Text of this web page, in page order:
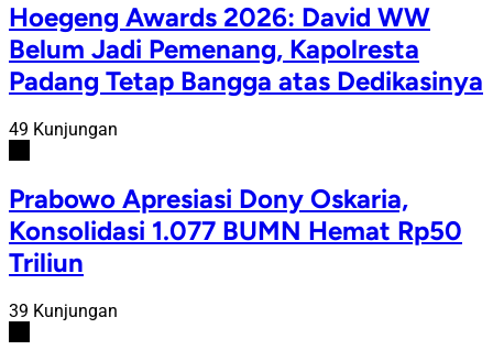
Hoegeng Awards 2026: David WW
Belum Jadi Pemenang, Kapolresta
Padang Tetap Bangga atas Dedikasinya
49 Kunjungan
Prabowo Apresiasi Dony Oskaria,
Konsolidasi 1.077 BUMN Hemat Rp50
Triliun
39 Kunjungan